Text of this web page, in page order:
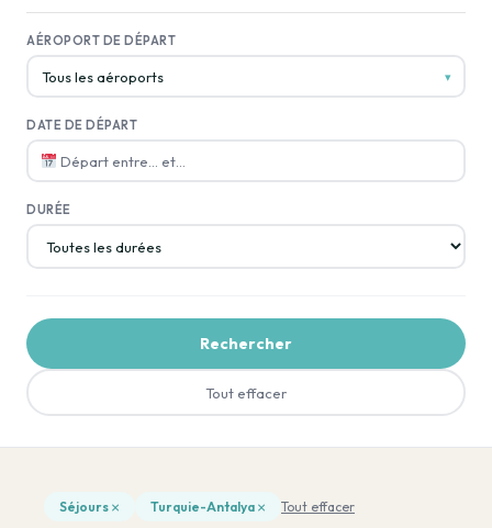
AÉROPORT DE DÉPART
Tous les aéroports ▾
DATE DE DÉPART
Départ entre… et…
DURÉE
Rechercher
Tout effacer
Séjours × Turquie-Antalya × Tout effacer